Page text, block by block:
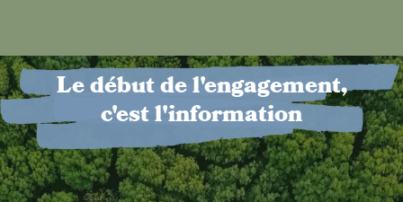
Le début de l'engagement,
c'est l'information